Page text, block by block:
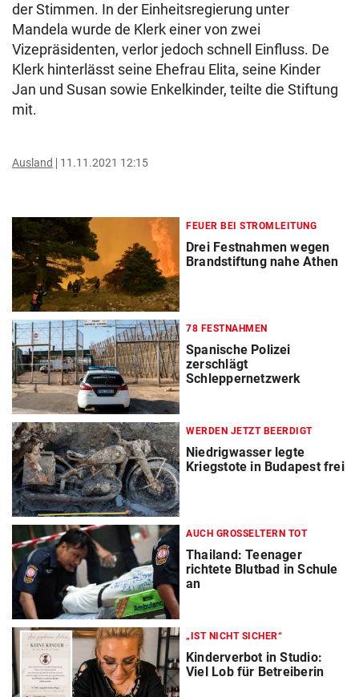
der Stimmen. In der Einheitsregierung unter
Mandela wurde de Klerk einer von zwei
Vizepräsidenten, verlor jedoch schnell Einfluss. De
Klerk hinterlässt seine Ehefrau Elita, seine Kinder
Jan und Susan sowie Enkelkinder, teilte die Stiftung
mit.
Ausland 11.11.2021 12:15
FEUER BEI STROMLEITUNG
Drei Festnahmen wegen
Brandstiftung nahe Athen
78 FESTNAHMEN
Spanische Polizei
zerschlägt
Schleppernetzwerk
WERDEN JETZT BEERDIGT
Niedrigwasser legte
Kriegstote in Budapest frei
AUCH GROSSELTERN TOT
Thailand: Teenager
richtete Blutbad in Schule
an
„IST NICHT SICHER“
Kinderverbot in Studio:
Viel Lob für Betreiberin